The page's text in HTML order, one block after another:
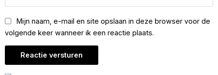
Mijn naam, e-mail en site opslaan in deze browser voor de
volgende keer wanneer ik een reactie plaats.